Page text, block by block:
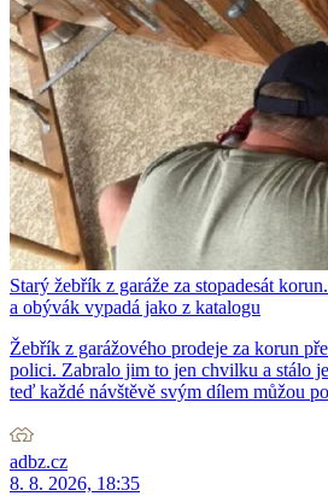
Starý žebřík z garáže za stopadesát
a obývák vypadá jako z katalogu
Žebřík z garážového prodeje za korun
polici. Zabralo jim to jen chvilku a stálo
teď každé návštěvě svým dílem můžou
adbz.cz
8. 8. 2026, 18:35